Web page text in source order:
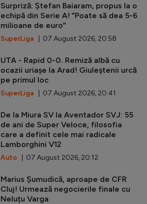
Surpriză: Ștefan Baiaram, propus la o
echipă din Serie A! ”Poate să dea 5-6
milioane de euro”
SuperLiga | 07 August 2026, 20:58
UTA - Rapid 0-0. Remiză albă cu
ocazii uriașe la Arad! Giuleștenii urcă
pe primul loc
SuperLiga | 07 August 2026, 20:41
De la Miura SV la Aventador SVJ: 55
de ani de Super Veloce, filosofia
care a definit cele mai radicale
Lamborghini V12
Auto | 07 August 2026, 20:12
Marius Șumudică, aproape de CFR
Cluj! Urmează negocierile finale cu
Neluțu Varga